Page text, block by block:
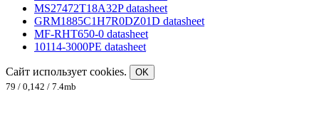
MS27472T18A32P datasheet
GRM1885C1H7R0DZ01D datasheet
MF-RHT650-0 datasheet
10114-3000PE datasheet
Сайт использует cookies.
OK
79 / 0,142 / 7.4mb